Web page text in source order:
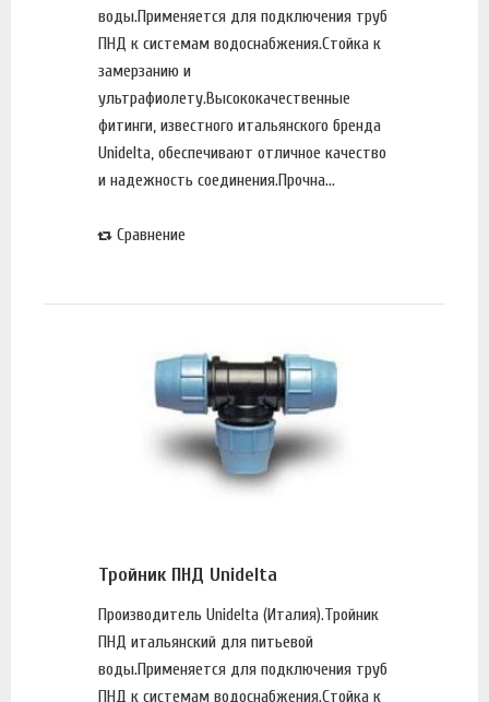
воды.Применяется для подключения труб
ПНД к системам водоснабжения.Стойка к
замерзанию и
ультрафиолету.Высококачественные
фитинги, известного итальянского бренда
Unidelta, обеспечивают отличное качество
и надежность соединения.Прочна...
Сравнение
Тройник ПНД Unidelta
Производитель Unidelta (Италия).Тройник
ПНД итальянский для питьевой
воды.Применяется для подключения труб
ПНД к системам водоснабжения.Стойка к